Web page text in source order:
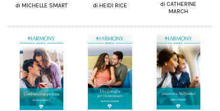
di MICHELLE SMART di HEIDI RICE
di CATHERINE
MARCH